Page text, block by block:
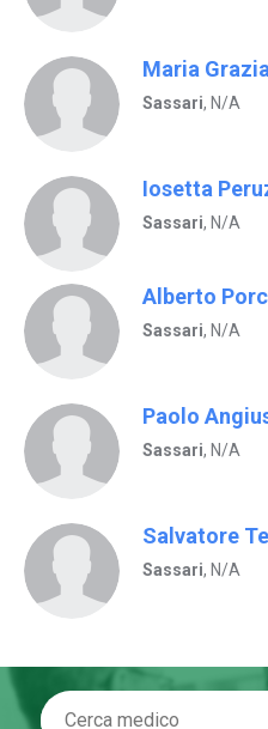
Maria
Sassari, N/A
Iosetta
Sassari, N/A
Alberto
Sassari, N/A
Paolo
Sassari, N/A
Salvatore
Sassari, N/A